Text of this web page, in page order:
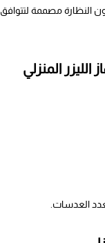
مصممة لتتوافق
المنزلي
العدسات.